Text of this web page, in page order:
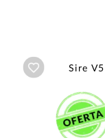
Añadir a
Sire